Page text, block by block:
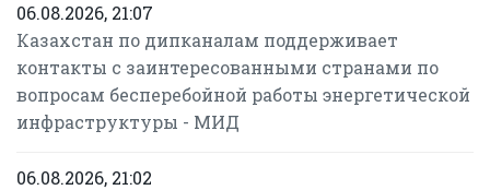
06.08.2026, 21:07
Казахстан по дипканалам поддерживает
контакты с заинтересованными странами по
вопросам бесперебойной работы энергетической
инфраструктуры - МИД
06.08.2026, 21:02